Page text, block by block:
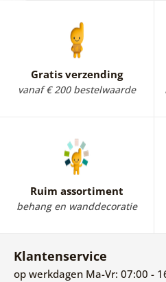
Gratis verzending
vanaf € 200 bestelwaarde
Ruim assortiment
behang en wanddecoratie
Klantenservice
op werkdagen Ma-Vr: 07:00 -